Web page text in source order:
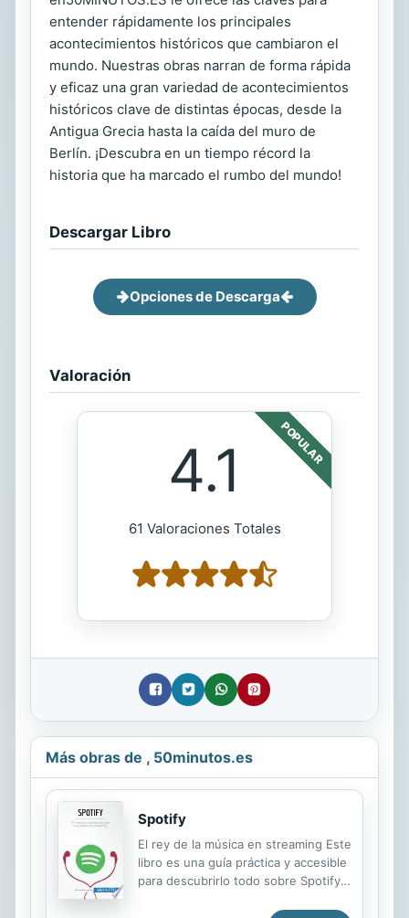
entender rápidamente los principales
acontecimientos históricos que cambiaron el
mundo. Nuestras obras narran de forma rápida
y eficaz una gran variedad de acontecimientos
históricos clave de distintas épocas, desde la
Antigua Grecia hasta la caída del muro de
Berlín. ¡Descubra en un tiempo récord la
historia que ha marcado el rumbo del mundo!
Descargar Libro
Opciones de Descarga
Valoración
POPULAR
4.1
61 Valoraciones Totales
Más obras de , 50minutos.es
Spotify
El rey de la música en streaming Este
libro es una guía práctica y accesible
para descubrirlo todo sobre Spotify,